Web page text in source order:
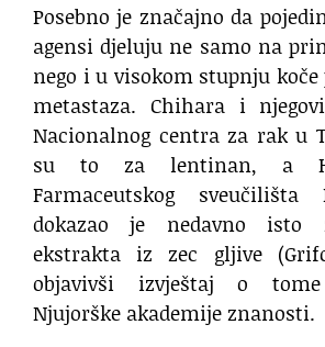
Posebno je značajno da
agensi djeluju ne samo na
nego i u visokom stupnju
metastaza. Chihara i
Nacionalnog centra za rak u
su to za lentinan, a
Farmaceutskog sveučilišta
dokazao je nedavno isto
ekstrakta iz zec gljive
objavivši izvještaj o
Njujorške akademije znanosti.